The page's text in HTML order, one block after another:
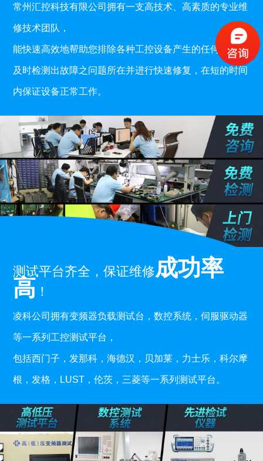
常州汇控科技有限公司拥有一支高技术、高素质的专业维
修技术团队，
能快速高效地帮助您排除各种工控设备产生的任何故障，
及时检测出故障之问题所在并进行快速修复，在短的时间
内保证设备正常工作。
测试平台齐全，保证维修成功率
高 ！
凌科公司拥有变频器负载测试台，数控系统，伺服驱动器
等一系列工控测试平台，
包括西门子，发那科，海德汉，贝加莱，力士乐，科尔摩
根，发格，LUST，伦茨，三菱等一系列测试平台。